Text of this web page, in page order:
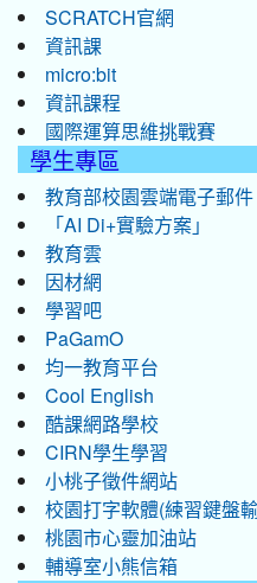
SCRATCH官網
資訊課
micro:bit
資訊課程
國際運算思維挑戰賽
學生專區
教育部校園雲端電子郵件
「AI Di+實驗方案」
教育雲
因材網
學習吧
PaGamO
均一教育平台
Cool English
酷課網路學校
CIRN學生學習
小桃子徵件網站
校園打字軟體(練習鍵盤
桃園市心靈加油站
輔導室小熊信箱